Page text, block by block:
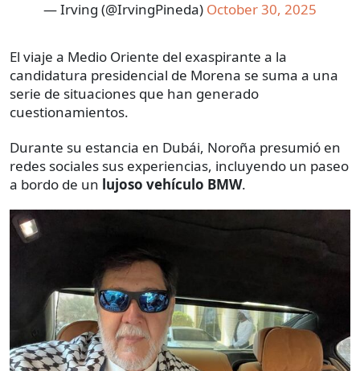
— Irving (@IrvingPineda) October 30, 2025
El viaje a Medio Oriente del exaspirante a la
candidatura presidencial de Morena se suma a una
serie de situaciones que han generado
cuestionamientos.
Durante su estancia en Dubái, Noroña presumió en
redes sociales sus experiencias, incluyendo un paseo
a bordo de un lujoso vehículo BMW.